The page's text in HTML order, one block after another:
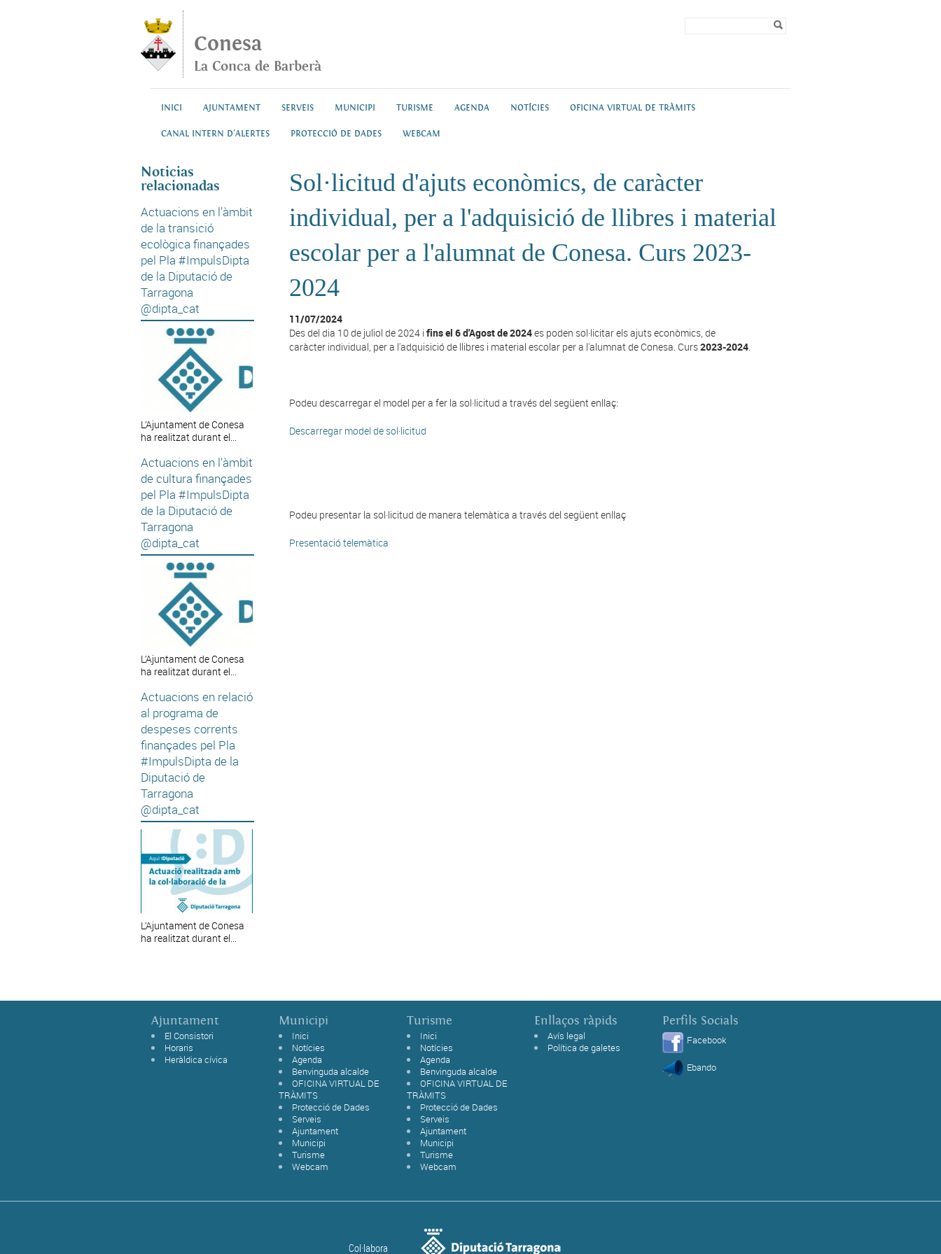
Conesa
La Conca de Barberà
INICI AJUNTAMENT SERVEIS MUNICIPI TURISME AGENDA NOTÍCIES OFICINA VIRTUAL DE TRÀMITS
CANAL INTERN D'ALERTES PROTECCIÓ DE DADES WEBCAM
Noticias
relacionadas
Actuacions en l’àmbit
de la transició
ecològica finançades
pel Pla #ImpulsDipta
de la Diputació de
Tarragona
@dipta_cat
L’Ajuntament de Conesa
ha realitzat durant el...
Actuacions en l'àmbit
de cultura finançades
pel Pla #ImpulsDipta
de la Diputació de
Tarragona
@dipta_cat
L’Ajuntament de Conesa
ha realitzat durant el...
Actuacions en relació
al programa de
despeses corrents
finançades pel Pla
#ImpulsDipta de la
Diputació de
Tarragona
@dipta_cat
L’Ajuntament de Conesa
ha realitzat durant el...
Sol·licitud d'ajuts econòmics, de caràcter
individual, per a l'adquisició de llibres i material
escolar per a l'alumnat de Conesa. Curs 2023-
2024
11/07/2024
Des del dia 10 de juliol de 2024 i fins el 6 d'Agost de 2024es poden sol·licitar els ajuts econòmics, de
caràcter individual, per a l'adquisició de llibres i material escolar per a l'alumnat de Conesa. Curs2023-2024.
Podeu descarregar el model per a fer la sol·licitud a través del següent enllaç:
Descarregar model de sol·licitud
Podeu presentar la sol·licitud de manera telemàtica a través del següent enllaç
Presentació telemàtica
Ajuntament
El Consistori
Horaris
Heràldica cívica
Municipi
Inici
Notícies
Agenda
Benvinguda alcalde
OFICINA VIRTUAL DE
TRÀMITS
Protecció de Dades
Serveis
Ajuntament
Municipi
Turisme
Webcam
Turisme
Inici
Notícies
Agenda
Benvinguda alcalde
OFICINA VIRTUAL DE
TRÀMITS
Protecció de Dades
Serveis
Ajuntament
Municipi
Turisme
Webcam
Enllaços ràpids
Avís legal
Política de galetes
Perfils Socials
Facebook
Ebando
Col·labora